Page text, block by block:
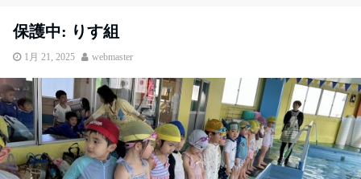
保護中: りす組
1月 21, 2025 webmaster